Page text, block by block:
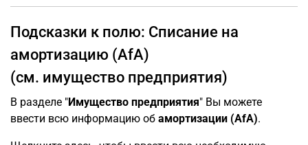
Подсказки к полю: Списание на
амортизацию (AfA)
(см. имущество предприятия)
В разделе "Имущество предприятия" Вы можете
ввести всю информацию об амортизации (AfA).